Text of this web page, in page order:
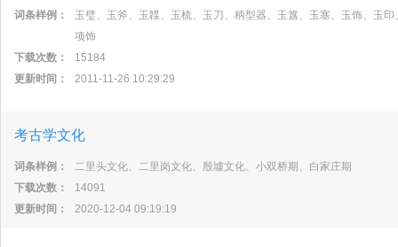
词条样例：
玉璧、玉斧、玉韘、玉梳、玉刀、柄型器、玉簋、玉塞、玉饰、玉
项饰
下载次数：
15184
更新时间：
2011-11-26 10:29:29
考古学文化
词条样例：
二里头文化、二里岗文化、殷墟文化、小双桥期、白家庄期
下载次数：
14091
更新时间：
2020-12-04 09:19:19